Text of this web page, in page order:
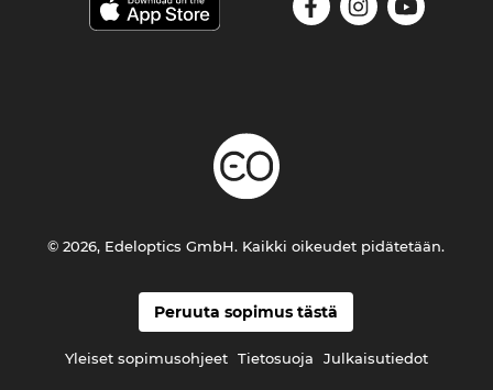
Peruuta sopimus tästä
Yleiset sopimusohjeet Tietosuoja Julkaisutiedot
© 2026, Edeloptics GmbH. Kaikki oikeudet pidätetään.